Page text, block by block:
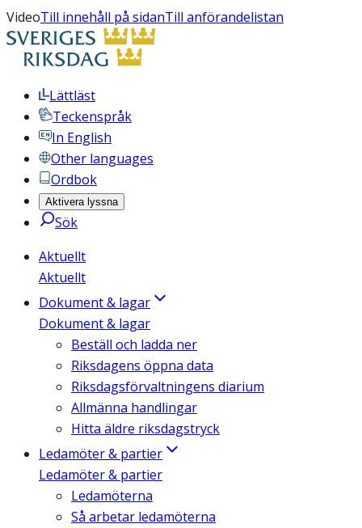
VideoTill innehåll på sidanTill anförandelistan
Lättläst
Teckenspråk
In English
Other languages
Ordbok
Aktivera lyssna
Sök
Aktuellt
Aktuellt
Dokument & lagar
Dokument & lagar
Beställ och ladda ner
Riksdagens öppna data
Riksdagsförvaltningens diarium
Allmänna handlingar
Hitta äldre riksdagstryck
Ledamöter & partier
Ledamöter & partier
Ledamöterna
Så arbetar ledamöterna